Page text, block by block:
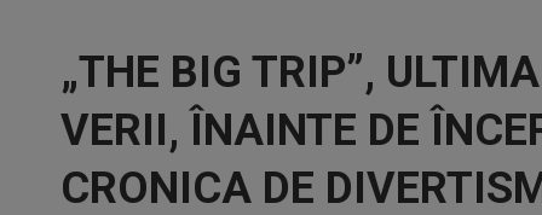
„THE BIG TRIP”,
VERII, ÎNAINTE DE
CRONICA DE